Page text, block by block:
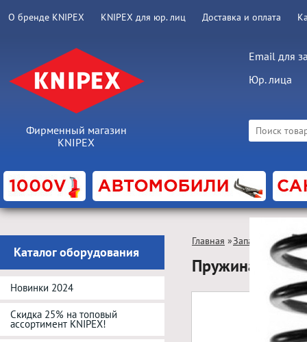
О бренде KNIPEX KNIPEX для юр. лиц Доставка и оплата
Фирменный магазин
KNIPEX
Email для
Юр. лица
Каталог оборудования
Новинки 2024
Скидка 25% на топовый
ассортимент KNIPEX!
Главная »Запасные части
Пружина для